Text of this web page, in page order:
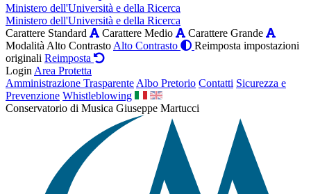
Ministero dell'Università e della Ricerca
Ministero dell'Università e della Ricerca
Carattere Standard
Carattere Medio
Carattere Grande
Modalità Alto Contrasto Alto Contrasto
Reimposta impostazioni
originali Reimposta
Login Area Protetta
Amministrazione Trasparente Albo Pretorio Contatti Sicurezza e
Prevenzione Whistleblowing
Conservatorio di Musica Giuseppe Martucci